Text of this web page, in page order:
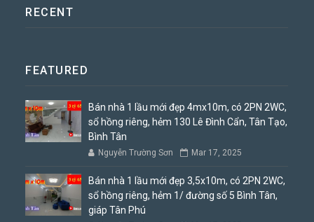
RECENT
FEATURED
Bán nhà 1 lầu mới đẹp 4mx10m, có 2PN 2WC,
sổ hồng riêng, hẻm 130 Lê Đình Cẩn, Tân Tạo,
Bình Tân
Nguyễn Trường Sơn Mar 17, 2025
Bán nhà 1 lầu mới đẹp 3,5x10m, có 2PN 2WC,
sổ hồng riêng, hẻm 1/ đường số 5 Bình Tân,
giáp Tân Phú